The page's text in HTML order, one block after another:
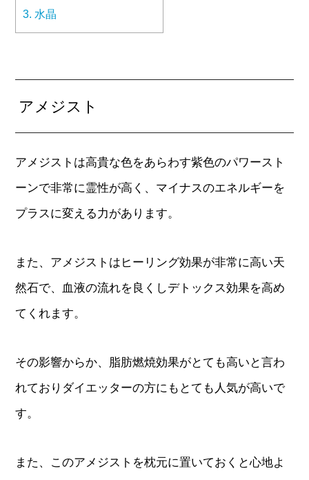
3. 水晶
アメジスト
アメジストは高貴な色をあらわす紫色のパワースト
ーンで非常に霊性が高く、マイナスのエネルギーを
プラスに変える力があります。
また、アメジストはヒーリング効果が非常に高い天
然石で、血液の流れを良くしデトックス効果を高め
てくれます。
その影響からか、脂肪燃焼効果がとても高いと言わ
れておりダイエッターの方にもとても人気が高いで
す。
また、このアメジストを枕元に置いておくと心地よ